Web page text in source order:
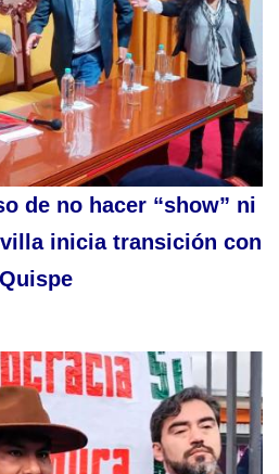
de no hacer “show” ni
inicia transición con
Quispe